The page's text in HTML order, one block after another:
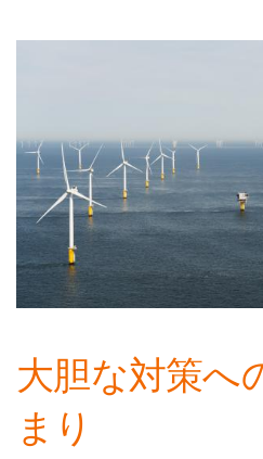
大胆な対策へ
まり
Media
ニュース
プレス
メディア掲載
Contact
スポンサー